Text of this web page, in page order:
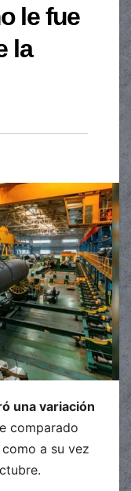
le fue
la
una variación
comparado
a su vez